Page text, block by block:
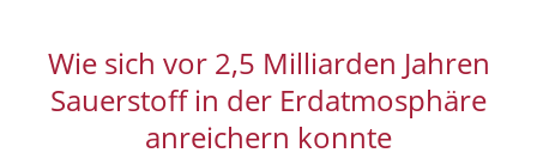
Wie sich vor 2,5 Milliarden Jahren
Sauerstoff in der Erdatmosphäre
anreichern konnte